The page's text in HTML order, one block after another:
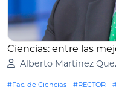
Ciencias: entre las
Alberto Martínez
#Fac. de Ciencias #RECTOR